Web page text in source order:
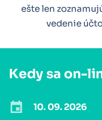
ešte len
vedenie
Kedy sa on-
10. 09. 2026